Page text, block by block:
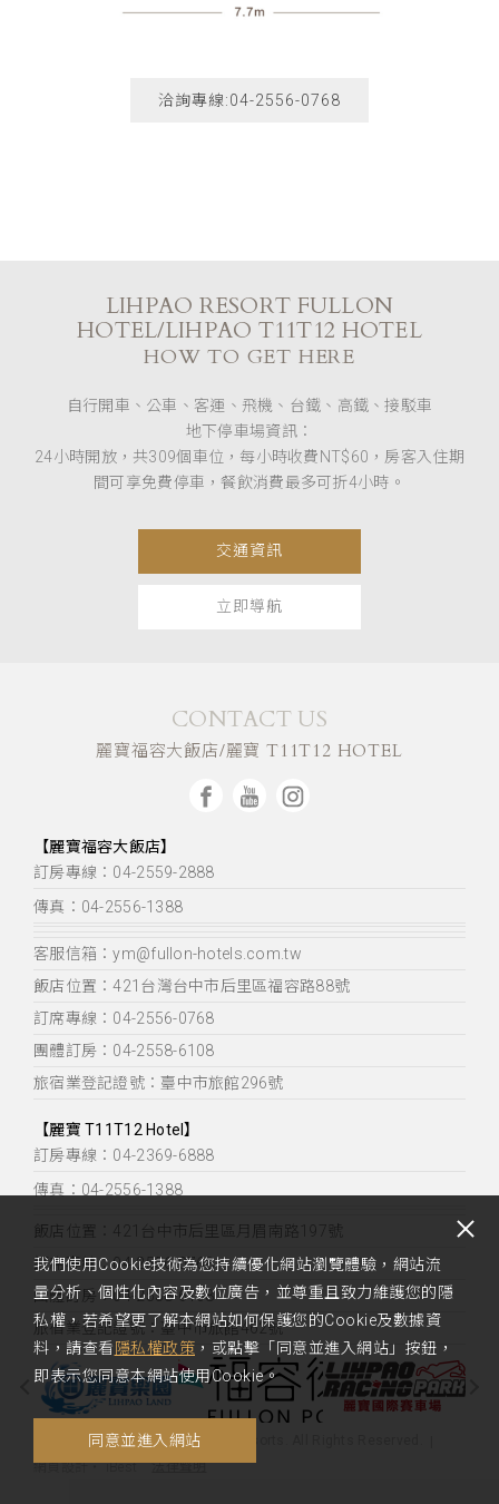
洽詢專線:04-2556-0768
您好，您的需求，我們很樂意為您解
LIHPAO RESORT FULLON
HOTEL/LIHPAO T11T12 HOTEL
HOW TO GET HERE
自行開車、公車、客運、飛機、台鐵、高鐵、接駁車
地下停車場資訊：
24小時開放，共309個車位，每小時收費NT$60，房客入住期
間可享免費停車，餐飲消費最多可折4小時。
交通資訊
立即導航
CONTACT US
麗寶福容大飯店/麗寶 T11T12 HOTEL
【麗寶福容大飯店】
訂房專線：04-2559-2888
傳真：04-2556-1388
客服信箱：ym@fullon-hotels.com.tw
飯店位置：421台灣台中市后里區福容路88號
訂席專線：04-2556-0768
團體訂房：04-2558-6108
旅宿業登記證號：臺中市旅館296號
【麗寶 T11T12 Hotel】
訂房專線：04-2369-6888
傳真：04-2556-1388
飯店位置：
421台中市后里區月眉南路197號
訂席專線：04-2556-0768
團體訂房：04-2558-6108
旅宿業登記證號：臺中市旅館462號
Copyright 2020 Fullon Hotels & Resorts. All Rights Reserved.
網頁設計‧iBest 法律聲明
我們使用Cookie技術為您持續優化網站瀏覽體驗，網站流
量分析、個性化內容及數位廣告，並尊重且致力維護您的隱
私權，若希望更了解本網站如何保護您的Cookie及數據資
料，請查看 隱私權政策 ，或點擊「同意並進入網站」按鈕，
即表示您同意本網站使用Cookie。
同意並進入網站